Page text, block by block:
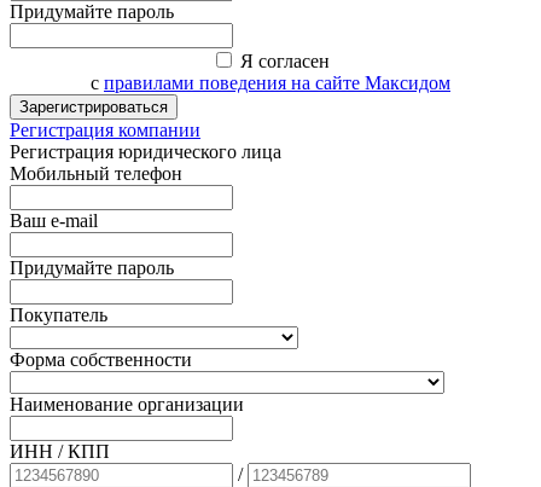
Придумайте пароль
Я согласен
с правилами поведения на сайте Максидом
Зарегистрироваться
Регистрация компании
Регистрация юридического лица
Мобильный телефон
Ваш e-mail
Придумайте пароль
Покупатель
Форма собственности
Наименование организации
ИНН / КПП
/